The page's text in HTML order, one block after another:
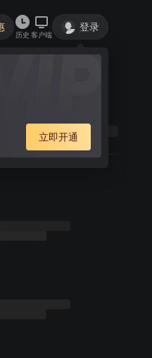
历史 客户端
登录
立即开通